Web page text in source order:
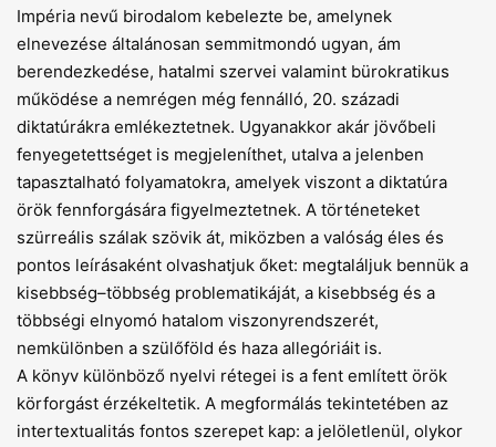
Impéria nevű birodalom kebelezte be, amelynek
elnevezése általánosan semmitmondó ugyan, ám
berendezkedése, hatalmi szervei valamint bürokratikus
működése a nemrégen még fennálló, 20. századi
diktatúrákra emlékeztetnek. Ugyanakkor akár jövőbeli
fenyegetettséget is megjeleníthet, utalva a jelenben
tapasztalható folyamatokra, amelyek viszont a diktatúra
örök fennforgására figyelmeztetnek. A történeteket
szürreális szálak szövik át, miközben a valóság éles és
pontos leírásaként olvashatjuk őket: megtaláljuk bennük a
kisebbség–többség problematikáját, a kisebbség és a
többségi elnyomó hatalom viszonyrendszerét,
nemkülönben a szülőföld és haza allegóriáit is.
A könyv különböző nyelvi rétegei is a fent említett örök
körforgást érzékeltetik. A megformálás tekintetében az
intertextualitás fontos szerepet kap: a jelöletlenül, olykor